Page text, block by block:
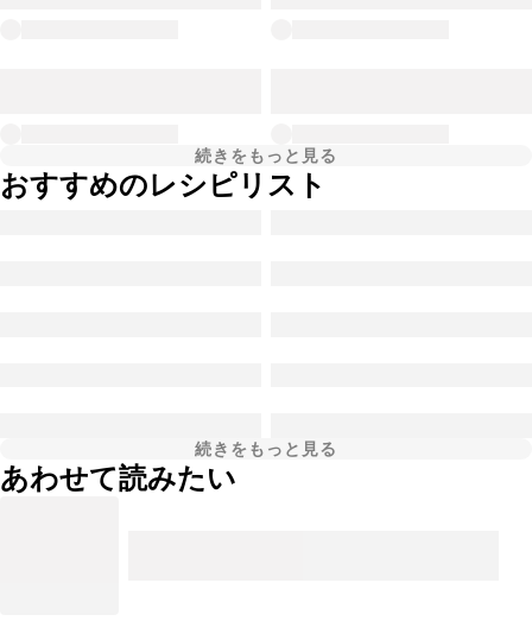
続きをもっと見る
おすすめのレシピリスト
続きをもっと見る
あわせて読みたい